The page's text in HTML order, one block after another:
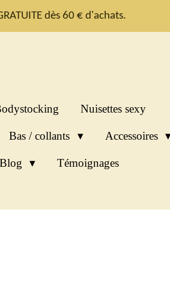
dès 60 € d'achats.
Nuisettes sexy
Bas / collants Accessoires
Blog Témoignages